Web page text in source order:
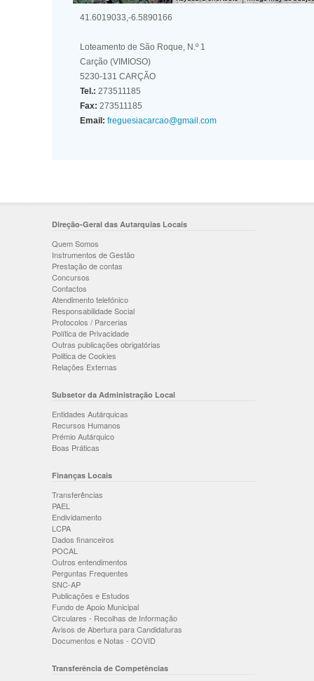
41.6019033,-6.5890166
Loteamento de São Roque, N.º 1
Carção (VIMIOSO)
5230-131 CARÇÃO
Tel.: 273511185
Fax: 273511185
Email: freguesiacarcao@gmail.com
Direção-Geral das Autarquias Locais
Quem Somos
Instrumentos de Gestão
Prestação de contas
Concursos
Contactos
Atendimento telefónico
Responsabilidade Social
Protocolos / Parcerias
Política de Privacidade
Outras publicações obrigatórias
Politica de Cookies
Relações Externas
Subsetor da Administração Local
Entidades Autárquicas
Recursos Humanos
Prémio Autárquico
Boas Práticas
Finanças Locais
Transferências
PAEL
Endividamento
LCPA
Dados financeiros
POCAL
Outros entendimentos
Perguntas Frequentes
SNC-AP
Publicações e Estudos
Fundo de Apoio Municipal
Circulares - Recolhas de Informação
Avisos de Abertura para Candidaturas
Documentos e Notas - COVID
Transferência de Competências